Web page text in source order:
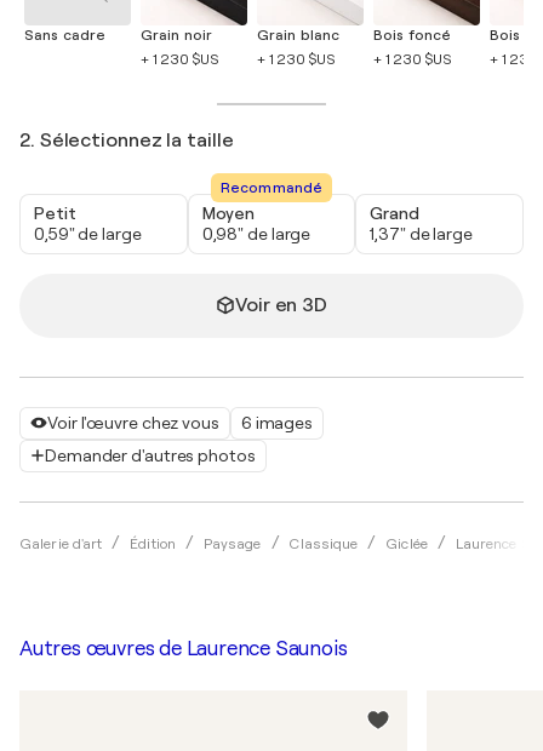
Voir l'œuvre chez vous
6 images
Demander d'autres photos
Galerie d'art Édition Paysage Classique Giclée Laurence
Sans cadre
Grain noir
+ 1 230 $US
Grain blanc
+ 1 230 $US
Bois foncé
+ 1 230 $US
Bois
+ 1 230
2. Sélectionnez la taille
Petit
0,59" de large
Recommandé
Moyen
0,98" de large
Grand
1,37" de large
Voir en 3D
Autres œuvres de Laurence Saunois